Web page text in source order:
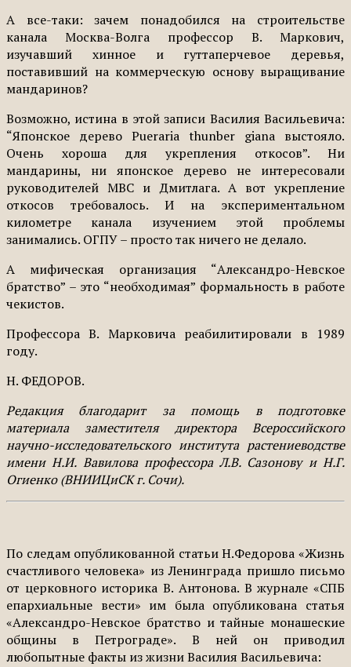
А все-таки: зачем понадобился на строительстве
канала Москва-Волга профессор В. Маркович,
изучавший хинное и гуттаперчевое деревья,
поставивший на коммерческую основу выращивание
мандаринов?
Возможно, истина в этой записи Василия Васильевича:
“Японское дерево Pueraria thunber giana выстояло.
Очень хороша для укрепления откосов”. Ни
мандарины, ни японское дерево не интересовали
руководителей МВС и Дмитлага. А вот укрепление
откосов требовалось. И на экспериментальном
километре канала изучением этой проблемы
занимались. ОГПУ – просто так ничего не делало.
А мифическая организация “Александро-Невское
братство” – это “необходимая” формальность в работе
чекистов.
Профессора В. Марковича реабилитировали в 1989
году.
Н. ФЕДОРОВ.
Редакция благодарит за помощь в подготовке
материала заместителя директора Всероссийского
научно-исследовательского института растениеводстве
имени Н.И. Вавилова профессора Л.В. Сазонову и Н.Г.
Огиенко (ВНИИЦиСК г. Сочи).
По следам опубликованной статьи Н.Федорова «Жизнь
счастливого человека» из Ленинграда пришло письмо
от церковного историка В. Антонова. В журнале «СПБ
епархиальные вести» им была опубликована статья
«Александро-Невское братство и тайные монашеские
общины в Петрограде». В ней он приводил
любопытные факты из жизни Василия Васильевича: